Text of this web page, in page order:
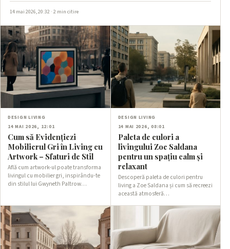
14 mai 2026, 20:32 · 2 min citire
DESIGN LIVING
14 MAI 2026, 12:01
Cum să Evidențiezi
Mobilierul Gri în Living cu
Artwork – Sfaturi de Stil
Află cum artwork-ul poate transforma
livingul cu mobilier gri, inspirându-te
din stilul lui Gwyneth Paltrow…
DESIGN LIVING
14 MAI 2026, 08:01
Paleta de culori a
livingului Zoe Saldana
pentru un spațiu calm și
relaxant
Descoperă paleta de culori pentru
living a Zoe Saldana și cum să recreezi
această atmosferă…